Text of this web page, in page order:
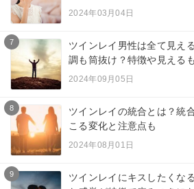
2024年03月04日
7
ツインレイ男性は全て見え
調も筒抜け？特徴や見える
2024年09月05日
8
ツインレイの統合とは？統
こる変化と注意点も
2024年08月01日
9
ツインレイにキスしたくな